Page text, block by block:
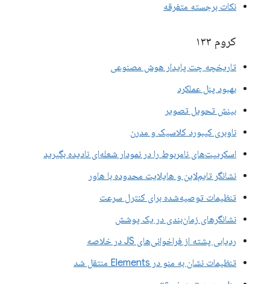
نکات برجسته متفرقه
کروم ۱۳۳
تاریخچه چت پایدار هوش مصنوعی
بهبود پنل عملکرد
بینش تحویل تصویر
ناوبری کیبورد کلاسیک و مدرن
اسکریپت‌های نامربوط را در نمودار شعله‌ای نادیده بگیرید
نشانگر تایم‌لاین و هایلایت محدوده با هاور
تنظیمات توصیه‌شده برای کنترل سرعت
نشانگرهای زمان‌بندی در یک پوشش
ردیابی پشته از فراخوانی‌های JS در خلاصه
تنظیمات نشان به منو در Elements منتقل شد